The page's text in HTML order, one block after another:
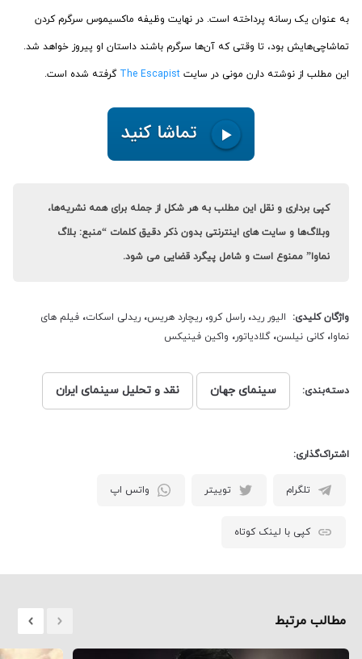
به عنوان یک رسانه پرداخته است. در نهایت وظیفه ماکسیموس سرگرم کردن
تماشاچی‌هایش بود، تا وقتی که آن‌ها سرگرم باشند داستان او پیروز خواهد شد.
این مطلب از نوشته دارن مونی در سایت The Escapist گرفته شده است.
کپی برداری و نقل این مطلب به هر شکل از جمله برای همه نشریه‌ها،
وبلاگ‌ها و سایت های اینترنتی بدون ذکر دقیق کلمات “منبع: بلاگ
نماوا” ممنوع است و شامل پیگرد قضایی می شود.
واژگان کلیدی: الیور رید، راسل کرو، ریچارد هریس، ریدلی اسکات، فیلم های
نماوا، کانی نیلسن، گلادیاتور، واکین فینیکس
دسته‌بندی: سینمای جهان نقد و تحلیل سینمای ایران
اشتراک‌گذاری:
تلگرام توییتر واتس اپ
کپی با لینک کوتاه
مطالب مرتبط